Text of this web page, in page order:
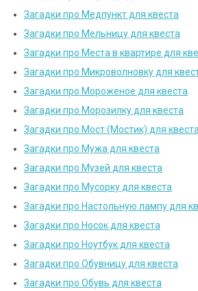
Загадки про Медпункт для квеста
Загадки про Мельницу для квеста
Загадки про Места в квартире для
Загадки про Микроволновку для
Загадки про Мороженое для квеста
Загадки про Морозилку для квеста
Загадки про Мост (Мостик) для квеста
Загадки про Мужа для квеста
Загадки про Музей для квеста
Загадки про Мусорку для квеста
Загадки про Настольную лампу для
Загадки про Носок для квеста
Загадки про Ноутбук для квеста
Загадки про Обувницу для квеста
Загадки про Обувь для квеста